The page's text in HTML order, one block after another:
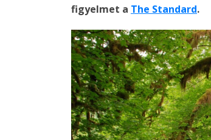
figyelmet a The Standard.